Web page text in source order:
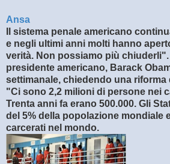
Ansa
Il sistema penale americano
e negli ultimi anni molti hanno
verità. Non possiamo più chiuderli".
presidente americano, Barack
settimanale, chiedendo una riforma
"Ci sono 2,2 milioni di persone nei
Trenta anni fa erano 500.000. Gli
del 5% della popolazione mondiale
carcerati nel mondo.